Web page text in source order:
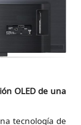
OLED de una
tecnología de